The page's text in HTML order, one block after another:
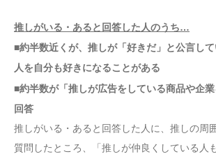
推しがいる・あると回答した人のうち…
■約半数近くが、推しが「好きだ」と公言して
人を自分も好きになることがある
■約半数が「推しが広告をしている商品や企
回答
推しがいる・あると回答した人に、推しの周
質問したところ、「推しが仲良くしている人